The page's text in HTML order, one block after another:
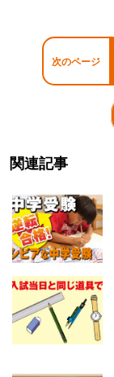
次のページ
関連記事